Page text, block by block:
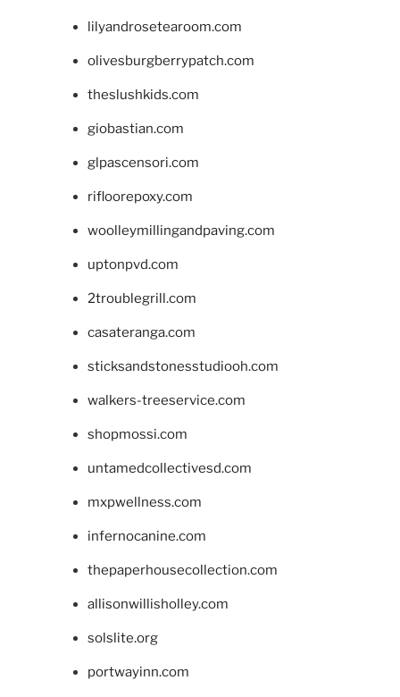
lilyandrosetearoom.com
olivesburgberrypatch.com
theslushkids.com
giobastian.com
glpascensori.com
rifloorepoxy.com
woolleymillingandpaving.com
uptonpvd.com
2troublegrill.com
casateranga.com
sticksandstonesstudiooh.com
walkers-treeservice.com
shopmossi.com
untamedcollectivesd.com
mxpwellness.com
infernocanine.com
thepaperhousecollection.com
allisonwillisholley.com
solslite.org
portwayinn.com